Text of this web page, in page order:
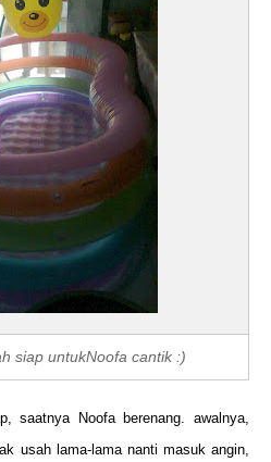
siap untukNoofa cantik :)
saatnya Noofa berenang. awalnya,
usah lama-lama nanti masuk angin,